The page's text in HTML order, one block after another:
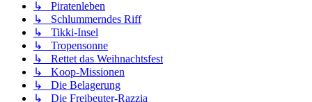
↳ Piratenleben
↳ Schlummerndes Riff
↳ Tikki-Insel
↳ Tropensonne
↳ Rettet das Weihnachtsfest
↳ Koop-Missionen
↳ Die Belagerung
↳ Die Freibeuter-Razzia